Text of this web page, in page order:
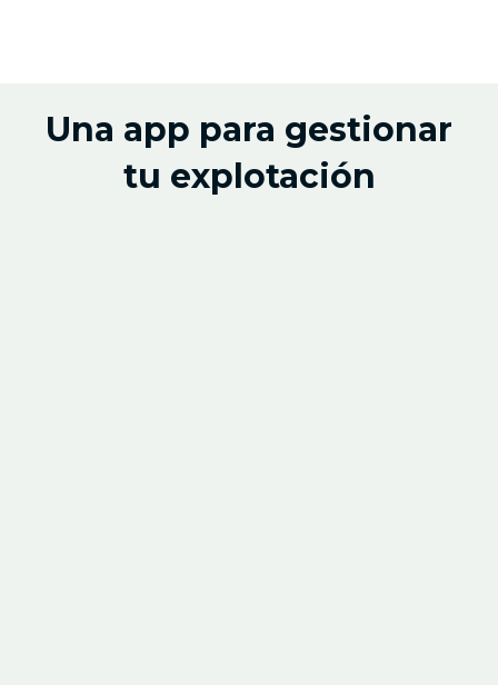
Una app para gestionar
tu explotación